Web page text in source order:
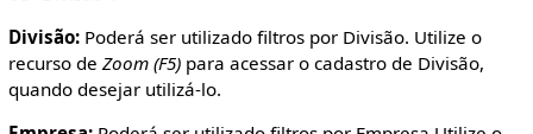
Divisão:Poderá ser utilizado filtros por Divisão. Utilize o
recurso de Zoom (F5)para acessar o cadastro de Divisão,
quando desejar utilizá-lo.